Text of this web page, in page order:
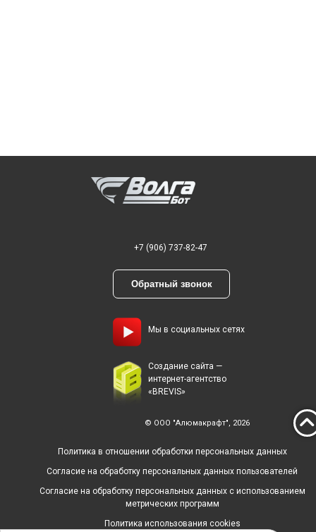
+7 (906) 737-82-47
Обратный звонок
Мы в социальных сетях
Создание сайта —
интернет-агентство
«BREVIS»
© ООО "Алюмакрафт", 2026
Политика в отношении обработки персональных данных
Согласие на обработку персональных данных пользователей
Согласие на обработку персональных данных с использованием
метрических программ
Политика использования cookies